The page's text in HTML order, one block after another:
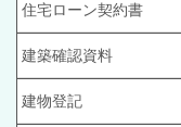
住宅ローン契約書
建築確認資料
建物登記